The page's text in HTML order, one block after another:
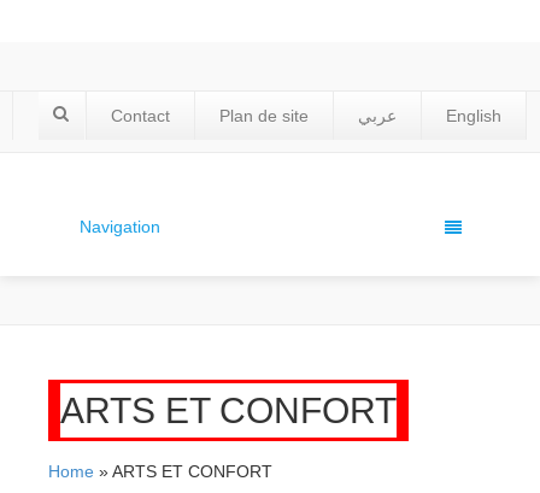
Contact Plan de site عربي English
Navigation
ARTS ET CONFORT
Home » ARTS ET CONFORT